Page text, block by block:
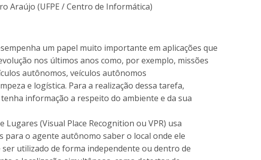
Araújo (UFPE / Centro de Informática)
um papel muito importante em aplicações que
nos últimos anos como, por exemplo, missões
autônomos, veículos autônomos
e logística. Para a realização dessa tarefa,
informação a respeito do ambiente e da sua
Lugares (Visual Place Recognition ou VPR) usa
para o agente autônomo saber o local onde ele
ser utilizado de forma independente ou dentro de